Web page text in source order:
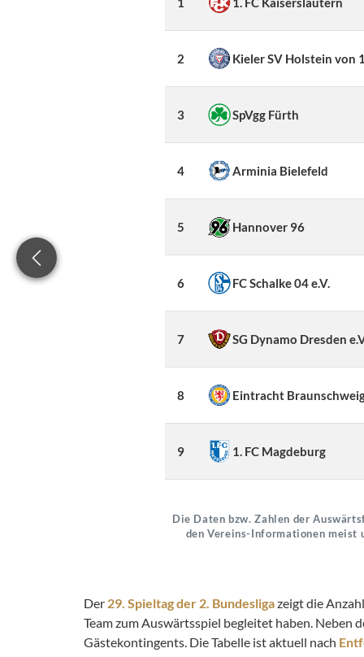
2 Kieler SV Holstein von
3 SpVgg Fürth
4 Arminia Bielefeld
5 Hannover 96
6 FC Schalke 04 e.V.
7 SG Dynamo Dresden
8 Eintracht
9 1. FC Magdeburg
Die Daten bzw. Zahlen der
den Vereins-Informationen meist
Der 29. Spieltag der 2. Bundesligazeigt die
Team zum Auswärtsspiel begleitet haben. Neben
Gästekontingents. Die Tabelle ist aktuell nach